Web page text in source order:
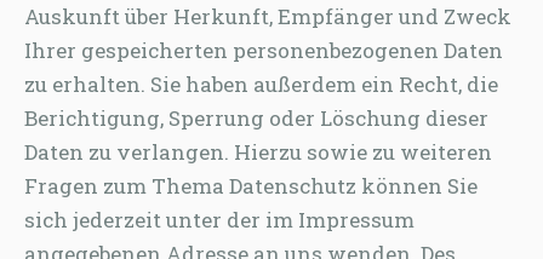
Auskunft über Herkunft, Empfänger und Zweck
Ihrer gespeicherten personenbezogenen Daten
zu erhalten. Sie haben außerdem ein Recht, die
Berichtigung, Sperrung oder Löschung dieser
Daten zu verlangen. Hierzu sowie zu weiteren
Fragen zum Thema Datenschutz können Sie
sich jederzeit unter der im Impressum